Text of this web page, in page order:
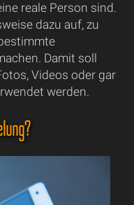
reale Person sind.
dazu auf, zu
Damit soll
Videos oder gar
werden.